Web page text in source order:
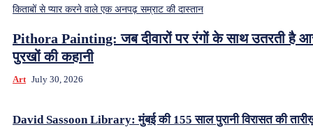
किताबों से प्यार करने वाले एक अनपढ़ सम्राट की दास्तान
Pithora Painting: जब दीवारों पर रंगों के साथ उतरती है
पुरखों की कहानी
Art July 30, 2026
David Sassoon Library: मुंबई की 155 साल पुरानी विरासत की